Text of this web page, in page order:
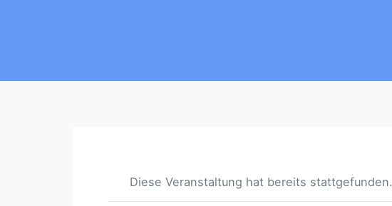
Diese Veranstaltung hat bereits stattgefunden.